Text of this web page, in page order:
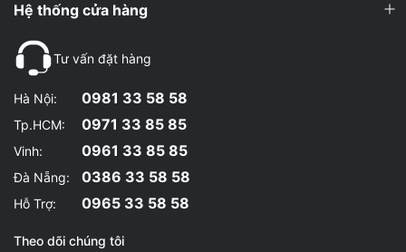
Hệ thống cửa hàng
Tư vấn đặt hàng
Hà Nội: 0981 33 58 58
Tp.HCM: 0971 33 85 85
Vinh: 0961 33 85 85
Đà Nẵng: 0386 33 58 58
Hỗ Trợ: 0965 33 58 58
Theo dõi chúng tôi